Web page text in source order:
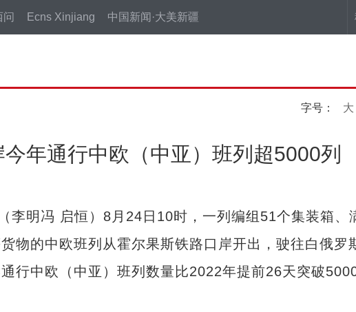
问 Ecns Xinjiang 中国新闻·大美新疆
字号： 大
年通行中欧（中亚）班列超5000列
明冯 启恒）8月24日10时，一列编组51个集装箱、
物的中欧班列从霍尔果斯铁路口岸开出，驶往白俄罗
行中欧（中亚）班列数量比2022年提前26天突破